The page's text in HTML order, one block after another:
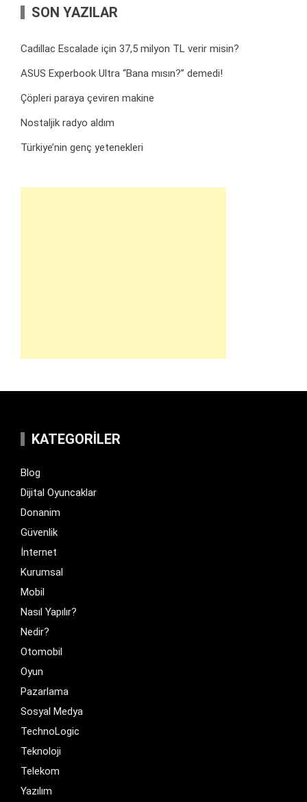
SON YAZILAR
Cadillac Escalade için 37,5 milyon TL verir misin?
ASUS Experbook Ultra “Bana mısın?” demedi!
Çöpleri paraya çeviren makine
Nostaljik radyo aldım
Türkiye’nin genç yetenekleri
KATEGORILER
Blog
Dijital Oyuncaklar
Donanim
Güvenlik
İnternet
Kurumsal
Mobil
Nasıl Yapılır?
Nedir?
Otomobil
Oyun
Pazarlama
Sosyal Medya
TechnoLogic
Teknoloji
Telekom
Yazılım